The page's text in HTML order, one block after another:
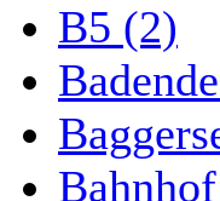
B5 (2)